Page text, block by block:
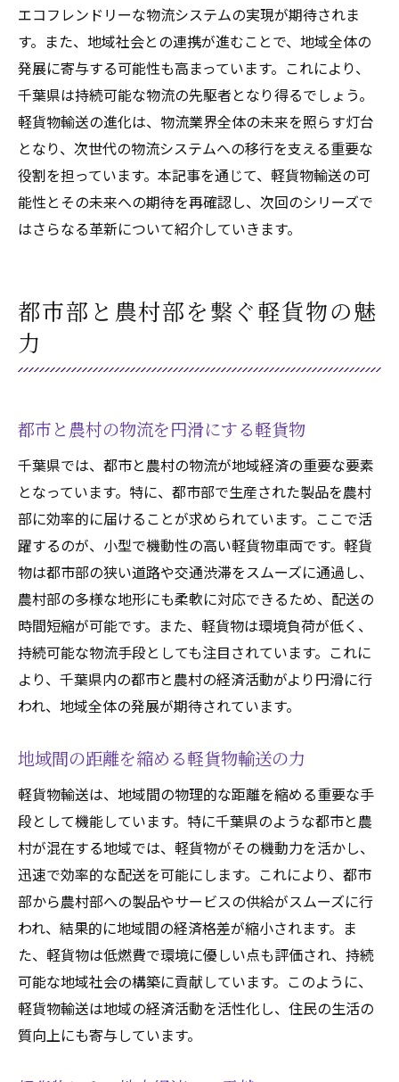
エコフレンドリーな物流システムの実現が期待されま
す。また、地域社会との連携が進むことで、地域全体の
発展に寄与する可能性も高まっています。これにより、
千葉県は持続可能な物流の先駆者となり得るでしょう。
軽貨物輸送の進化は、物流業界全体の未来を照らす灯台
となり、次世代の物流システムへの移行を支える重要な
役割を担っています。本記事を通じて、軽貨物輸送の可
能性とその未来への期待を再確認し、次回のシリーズで
はさらなる革新について紹介していきます。
都市部と農村部を繋ぐ軽貨物の魅
力
都市と農村の物流を円滑にする軽貨物
千葉県では、都市と農村の物流が地域経済の重要な要素
となっています。特に、都市部で生産された製品を農村
部に効率的に届けることが求められています。ここで活
躍するのが、小型で機動性の高い軽貨物車両です。軽貨
物は都市部の狭い道路や交通渋滞をスムーズに通過し、
農村部の多様な地形にも柔軟に対応できるため、配送の
時間短縮が可能です。また、軽貨物は環境負荷が低く、
持続可能な物流手段としても注目されています。これに
より、千葉県内の都市と農村の経済活動がより円滑に行
われ、地域全体の発展が期待されています。
地域間の距離を縮める軽貨物輸送の力
軽貨物輸送は、地域間の物理的な距離を縮める重要な手
段として機能しています。特に千葉県のような都市と農
村が混在する地域では、軽貨物がその機動力を活かし、
迅速で効率的な配送を可能にします。これにより、都市
部から農村部への製品やサービスの供給がスムーズに行
われ、結果的に地域間の経済格差が縮小されます。ま
た、軽貨物は低燃費で環境に優しい点も評価され、持続
可能な地域社会の構築に貢献しています。このように、
軽貨物輸送は地域の経済活動を活性化し、住民の生活の
質向上にも寄与しています。